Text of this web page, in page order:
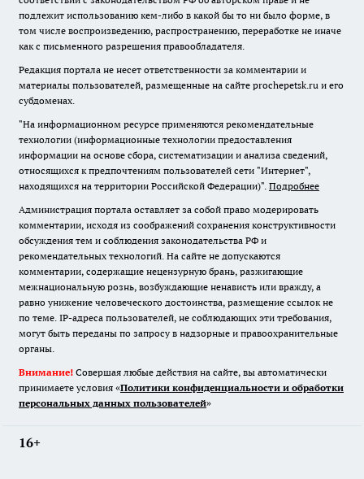
подлежит использованию кем-либо в какой бы то ни было форме, в
том числе воспроизведению, распространению, переработке не иначе
как с письменного разрешения правообладателя.
Редакция портала не несет ответственности за комментарии и
материалы пользователей, размещенные на сайте prochepetsk.ru и его
субдоменах.
"На информационном ресурсе применяются рекомендательные
технологии (информационные технологии предоставления
информации на основе сбора, систематизации и анализа сведений,
относящихся к предпочтениям пользователей сети "Интернет",
находящихся на территории Российской Федерации)". Подробнее
Администрация портала оставляет за собой право модерировать
комментарии, исходя из соображений сохранения конструктивности
обсуждения тем и соблюдения законодательства РФ и
рекомендательных технологий. На сайте не допускаются
комментарии, содержащие нецензурную брань, разжигающие
межнациональную рознь, возбуждающие ненависть или вражду, а
равно унижение человеческого достоинства, размещение ссылок не
по теме. IP-адреса пользователей, не соблюдающих эти требования,
могут быть переданы по запросу в надзорные и правоохранительные
органы.
Внимание! Совершая любые действия на сайте, вы автоматически
принимаете условия «Политики конфиденциальности и обработки
персональных данных пользователей»
16+